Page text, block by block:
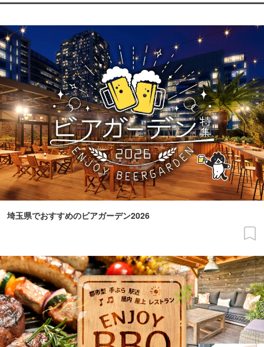
埼玉県でおすすめのビアガーデン2026